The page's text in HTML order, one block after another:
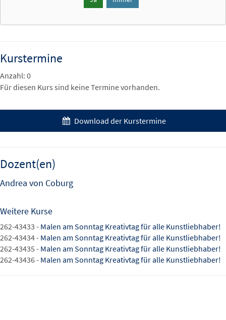
Kurstermine
Anzahl: 0
Für diesen Kurs sind keine Termine vorhanden.
Download der Kurstermine
Dozent(en)
Andrea von Coburg
Weitere Kurse
262-43433 - Malen am Sonntag Kreativtag für alle Kunstliebhaber!
262-43434 - Malen am Sonntag Kreativtag für alle Kunstliebhaber!
262-43435 - Malen am Sonntag Kreativtag für alle Kunstliebhaber!
262-43436 - Malen am Sonntag Kreativtag für alle Kunstliebhaber!